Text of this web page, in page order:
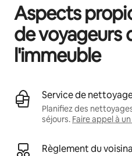
Aspects
de voyageurs
l'immeuble
Service de
Planifiez des
séjours. Faire appel à
Règlement du